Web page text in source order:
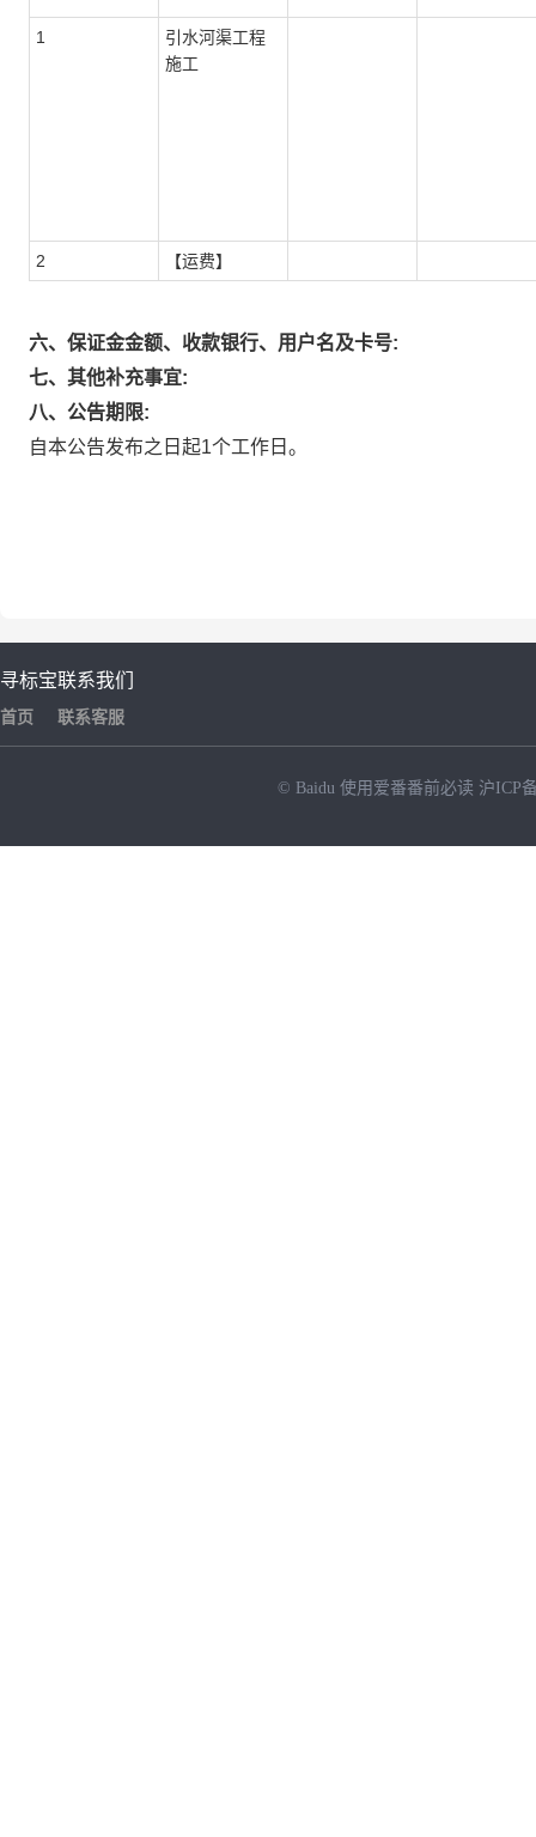
1
引水河渠工程
施工
2 【运费】
六、保证金金额、收款银行、用户名及卡号:
七、其他补充事宜:
八、公告期限:
自本公告发布之日起1个工作日。
寻标宝
首页
联系我们
联系客服
© Baidu 使用爱番番前必读 沪ICP